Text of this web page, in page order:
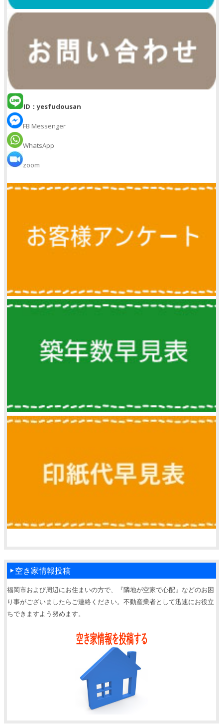
ID：yesfudousan
FB Messenger
WhatsApp
zoom
空き家情報投稿
福岡市および周辺にお住まいの方で、『隣地が空家で心配』などのお困
り事がございましたらご連絡ください。不動産業者として迅速にお役立
ちできますよう努めます。